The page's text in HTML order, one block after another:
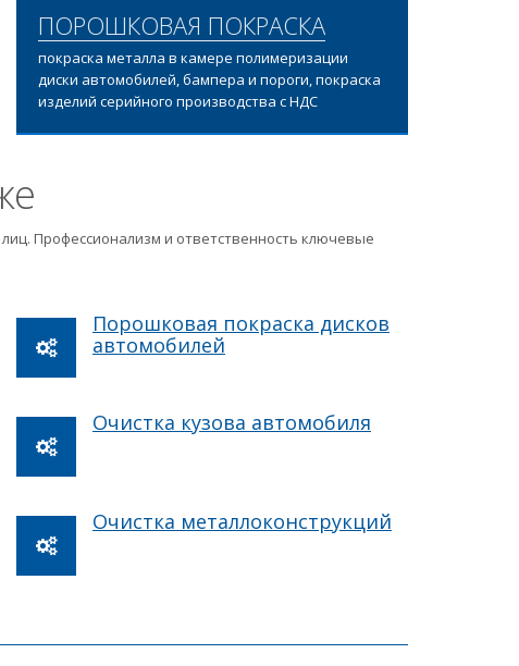
ПОРОШКОВАЯ ПОКРАСКА
покраска металла в камере полимеризации
диски автомобилей, бампера и пороги, покраска
изделий серийного производства с НДС
Профессионализм и ответственность ключевые
Порошковая покраска дисков
автомобилей
Очистка кузова автомобиля
Очистка металлоконструкций